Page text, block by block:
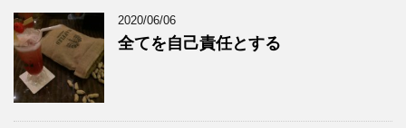
2020/06/06
全てを自己責任とする